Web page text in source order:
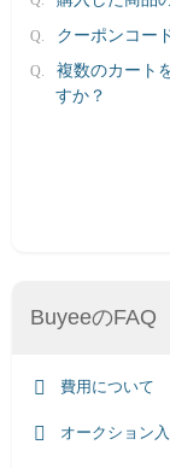
BuyeeのFAQ
費用について
オークション
クーポンコー
複数のカート
すか？